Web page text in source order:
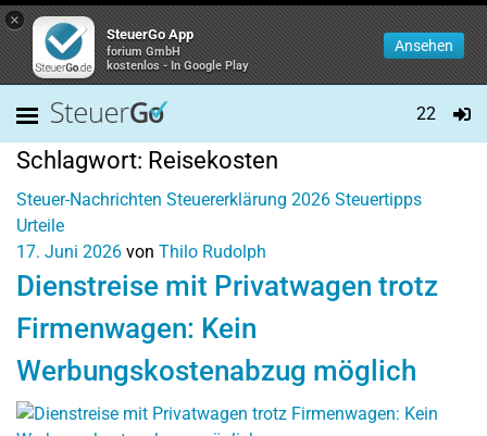
×
SteuerGo App
forium GmbH
kostenlos - In Google Play
Ansehen
22
Schlagwort: Reisekosten
Steuer-Nachrichten Steuererklärung 2026 Steuertipps
Urteile
17. Juni 2026 von Thilo Rudolph
Dienstreise mit Privatwagen trotz
Firmenwagen: Kein
Werbungskostenabzug möglich